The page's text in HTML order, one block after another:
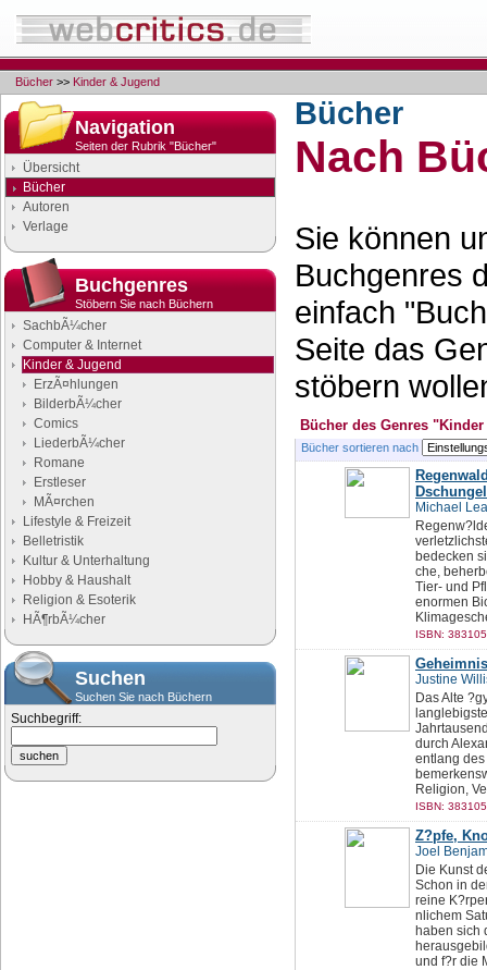
Bücher >> Kinder & Jugend
Navigation
Seiten der Rubrik "Bücher"
Übersicht
Bücher
Autoren
Verlage
Buchgenres
Stöbern Sie nach Büchern
SachbÃ¼cher
Computer & Internet
Kinder & Jugend
ErzÃ¤hlungen
BilderbÃ¼cher
Comics
LiederbÃ¼cher
Romane
Erstleser
MÃ¤rchen
Lifestyle & Freizeit
Belletristik
Kultur & Unterhaltung
Hobby & Haushalt
Religion & Esoterik
HÃ¶rbÃ¼cher
Suchen
Suchen Sie nach Büchern
Suchbegriff:
Bücher
Nach
Sie können
Buchgenres
einfach
Seite das
stöbern
Bücher des Genres
Bücher sortieren nach
Michael
bedecken
che,
Tier- und
enormen
ISBN:
Justine
Das Alte
durch
entlang
Religion,
ISBN:
Z?pfe,
Joel
Die Kunst
Schon in
reine
nlichem
haben sich
und f?r die